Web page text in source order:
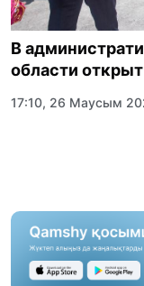
В
области
17:10, 26 Маусым